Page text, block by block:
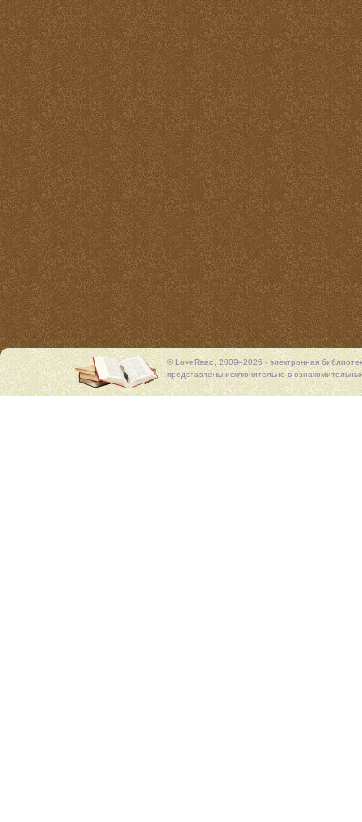
© LoveRead, 2009–2026 - электронная
представлены исключительно в